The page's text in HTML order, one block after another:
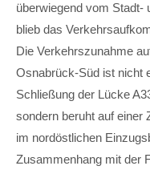
überwiegend vom Stadt-
blieb das
Die Verkehrszunahme
Osnabrück-Süd ist nicht
Schließung der Lücke
sondern beruht auf einer
im nordöstlichen
Zusammenhang mit der